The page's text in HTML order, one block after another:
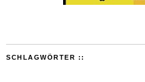
SCHLAGWÖRTER ::